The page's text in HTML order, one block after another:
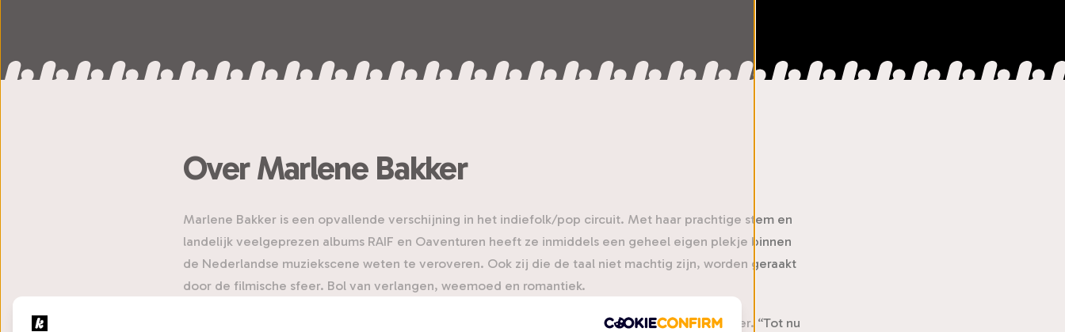
Over Marlene Bakker
Marlene Bakker is een opvallende verschijning in het indiefolk/pop circuit. Met haar prachtige stem en
landelijk veelgeprezen albums RAIF en Oaventuren heeft ze inmiddels een geheel eigen plekje binnen
de Nederlandse muziekscene weten te veroveren. Ook zij die de taal niet machtig zijn, worden geraakt
door de filmische sfeer. Bol van verlangen, weemoed en romantiek.
Nadat Marlene haar Groningstalige debuutalbum RAIF uitbracht ging haar carrière als een speer. “Tot nu